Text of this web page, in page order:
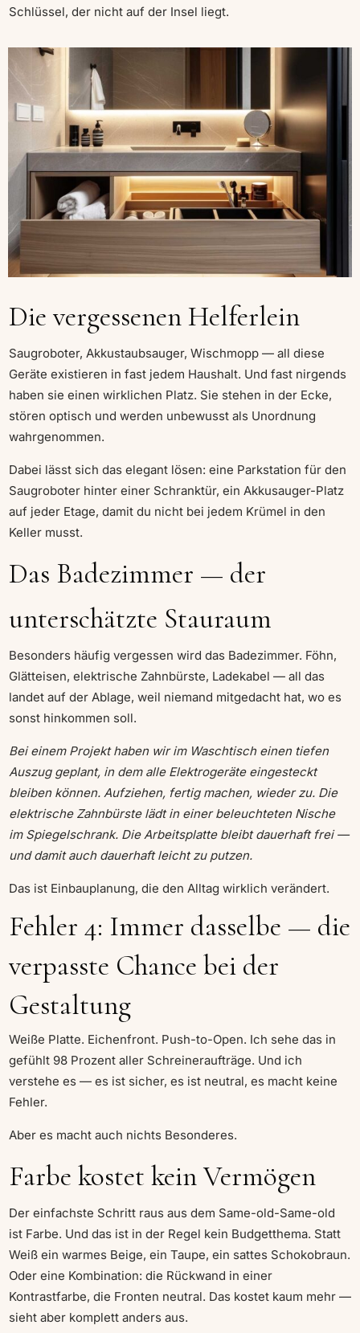
Schlüssel, der nicht auf der Insel liegt.
Die vergessenen Helferlein
Saugroboter, Akkustaubsauger, Wischmopp — all diese
Geräte existieren in fast jedem Haushalt. Und fast nirgends
haben sie einen wirklichen Platz. Sie stehen in der Ecke,
stören optisch und werden unbewusst als Unordnung
wahrgenommen.
Dabei lässt sich das elegant lösen: eine Parkstation für den
Saugroboter hinter einer Schranktür, ein Akkusauger-Platz
auf jeder Etage, damit du nicht bei jedem Krümel in den
Keller musst.
Das Badezimmer — der
unterschätzte Stauraum
Besonders häufig vergessen wird das Badezimmer. Föhn,
Glätteisen, elektrische Zahnbürste, Ladekabel — all das
landet auf der Ablage, weil niemand mitgedacht hat, wo es
sonst hinkommen soll.
Bei einem Projekt haben wir im Waschtisch einen tiefen
Auszug geplant, in dem alle Elektrogeräte eingesteckt
bleiben können. Aufziehen, fertig machen, wieder zu. Die
elektrische Zahnbürste lädt in einer beleuchteten Nische
im Spiegelschrank. Die Arbeitsplatte bleibt dauerhaft frei —
und damit auch dauerhaft leicht zu putzen.
Das ist Einbauplanung, die den Alltag wirklich verändert.
Fehler 4: Immer dasselbe — die
verpasste Chance bei der
Gestaltung
Weiße Platte. Eichenfront. Push-to-Open. Ich sehe das in
gefühlt 98 Prozent aller Schreineraufträge. Und ich
verstehe es — es ist sicher, es ist neutral, es macht keine
Fehler.
Aber es macht auch nichts Besonderes.
Farbe kostet kein Vermögen
Der einfachste Schritt raus aus dem Same-old-Same-old
ist Farbe. Und das ist in der Regel kein Budgetthema. Statt
Weiß ein warmes Beige, ein Taupe, ein sattes Schokobraun.
Oder eine Kombination: die Rückwand in einer
Kontrastfarbe, die Fronten neutral. Das kostet kaum mehr —
sieht aber komplett anders aus.